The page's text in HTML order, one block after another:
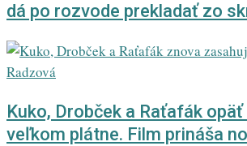
dá po rozvode prekladať zo
Kuko, Drobček a Raťafák
veľkom plátne. Film prináša